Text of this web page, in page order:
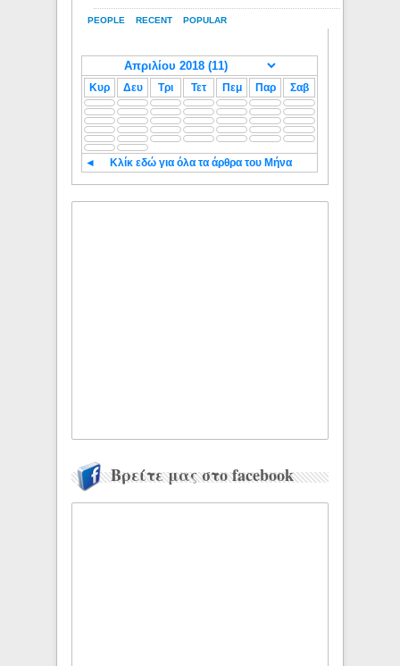
PEOPLE RECENT POPULAR
Κυρ Δευ Τρι Τετ Πεμ Παρ Σαβ
◄ Κλίκ εδώ για όλα τα άρθρα του Μήνα
Βρείτε μας στο facebook